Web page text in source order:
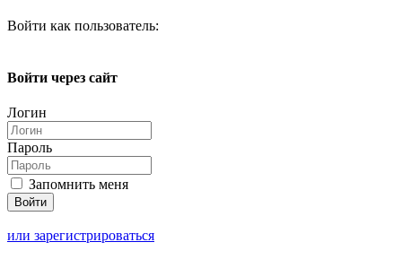
Войти как пользователь:
Войти через сайт
Логин
Пароль
Запомнить меня
или зарегистрироваться